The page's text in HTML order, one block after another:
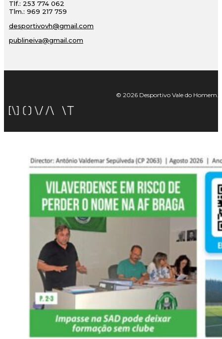
Tlf.: 253 774 062
Tlm.: 969 217 759
desportivovh@gmail.com
publineiva@gmail.com
© 2026 Desportivo Vale do Homem.